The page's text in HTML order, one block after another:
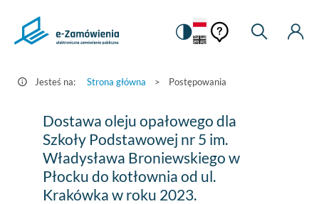
Postępowania
Zamówienia.gov.pl
Zmiana
na
kontrastową
Pomoc
kontekstowa
Pomoc
Moje
Jesteś na: Strona główna > Postępowania
Dostawa
oleju
opałowego
Dostawa oleju opałowego dla
Szkoły Podstawowej nr 5 im.
Władysława Broniewskiego w
Płocku do kotłownia od ul.
Krakówka w roku 2023.